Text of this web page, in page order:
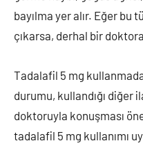
bayılma yer alır. Eğer bu
çıkarsa, derhal bir
Tadalafil 5 mg
durumu, kullandığı diğer
doktoruyla konuşması
tadalafil 5 mg kullanımı